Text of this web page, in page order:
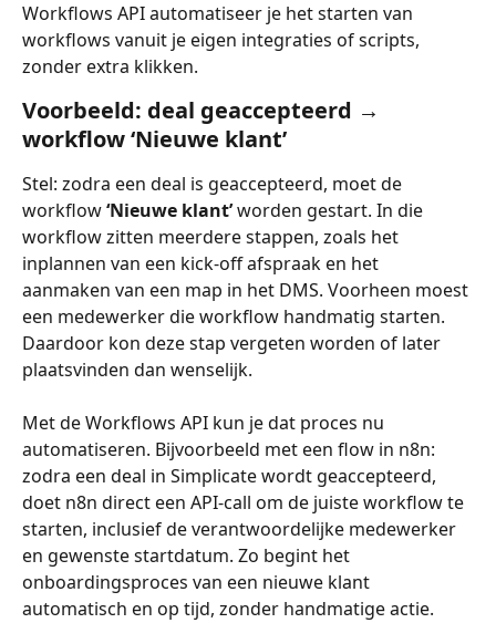
Workflows API automatiseer je het starten van
workflows vanuit je eigen integraties of scripts,
zonder extra klikken.
Voorbeeld: deal geaccepteerd →
workflow ‘Nieuwe klant’
Stel: zodra een deal is geaccepteerd, moet de
workflow ‘Nieuwe klant’ worden gestart. In die
workflow zitten meerdere stappen, zoals het
inplannen van een kick-off afspraak en het
aanmaken van een map in het DMS. Voorheen moest
een medewerker die workflow handmatig starten.
Daardoor kon deze stap vergeten worden of later
plaatsvinden dan wenselijk.
Met de Workflows API kun je dat proces nu
automatiseren. Bijvoorbeeld met een flow in n8n:
zodra een deal in Simplicate wordt geaccepteerd,
doet n8n direct een API-call om de juiste workflow te
starten, inclusief de verantwoordelijke medewerker
en gewenste startdatum. Zo begint het
onboardingsproces van een nieuwe klant
automatisch en op tijd, zonder handmatige actie.